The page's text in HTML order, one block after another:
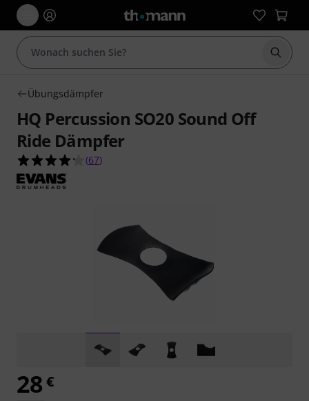
Suche
Übungsdämpfer
HQ Percussion SO20 Sound Off
Ride Dämpfer
4.2 von 5 Sternen aus 67 Kundenbewertungen
(67)
28 €